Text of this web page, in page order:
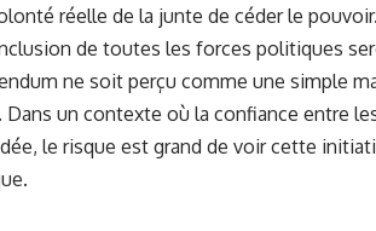
réelle de la junte de céder le
de toutes les forces politiques
ne soit perçu comme une simple
un contexte où la confiance entre
le risque est grand de voir cette